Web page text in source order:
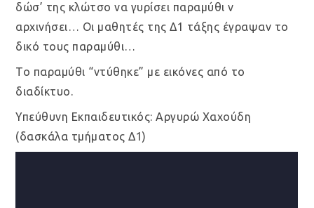
δώσ’ της κλώτσο να γυρίσει παραμύθι ν
αρχινήσει… Οι μαθητές της Δ1 τάξης έγραψαν το
δικό τους παραμύθι…
Το παραμύθι “ντύθηκε” με εικόνες από το
διαδίκτυο.
Υπεύθυνη Εκπαιδευτικός: Αργυρώ Χαχούδη
(δασκάλα τμήματος Δ1)